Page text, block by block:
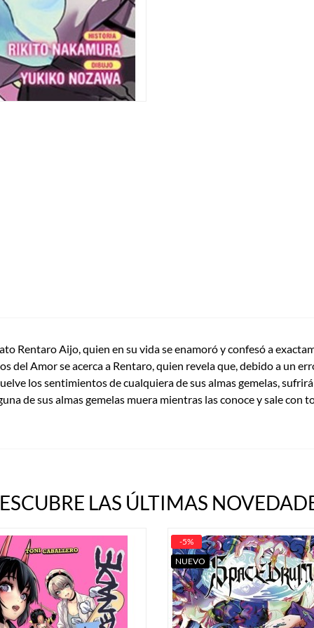
Rentaro Aijo, quien en su vida se enamoró y confesó a
del Amor se acerca a Rentaro, quien revela que, debido a un
los sentimientos de cualquiera de sus almas gemelas,
de sus almas gemelas muera mientras las conoce y sale con
LAS ÚLTIMAS
-5%
NUEVO